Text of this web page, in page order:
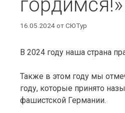
гордимся!»
16.05.2024отСЮТур
В 2024 году наша страна
Также в этом году мы
году, которые принято
фашистской Германии.